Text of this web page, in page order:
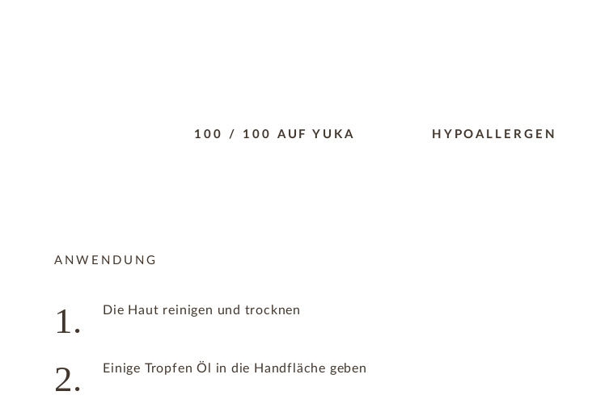
100 / 100 AUF YUKA HYPOALLERGEN
ANWENDUNG
1. Die Haut reinigen und trocknen
2. Einige Tropfen Öl in die Handfläche geben